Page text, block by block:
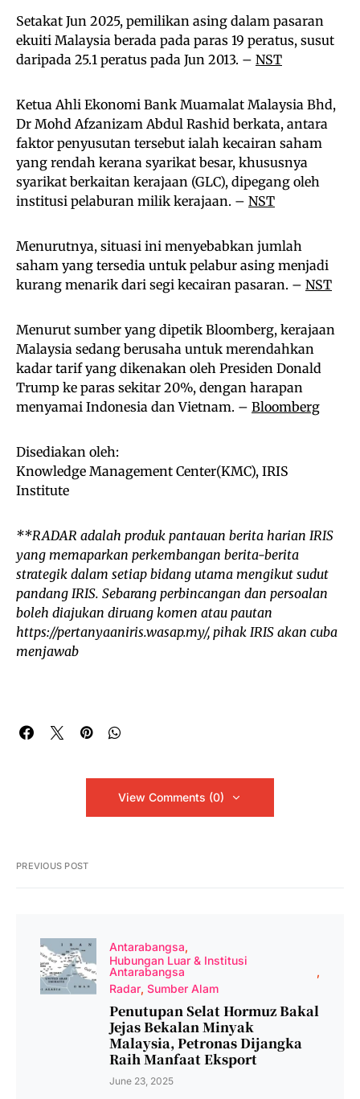
Setakat Jun 2025, pemilikan asing dalam pasaran
ekuiti Malaysia berada pada paras 19 peratus, susut
daripada 25.1 peratus pada Jun 2013. – NST
Ketua Ahli Ekonomi Bank Muamalat Malaysia Bhd,
Dr Mohd Afzanizam Abdul Rashid berkata, antara
faktor penyusutan tersebut ialah kecairan saham
yang rendah kerana syarikat besar, khususnya
syarikat berkaitan kerajaan (GLC), dipegang oleh
institusi pelaburan milik kerajaan. – NST
Menurutnya, situasi ini menyebabkan jumlah
saham yang tersedia untuk pelabur asing menjadi
kurang menarik dari segi kecairan pasaran. – NST
Menurut sumber yang dipetik Bloomberg, kerajaan
Malaysia sedang berusaha untuk merendahkan
kadar tarif yang dikenakan oleh Presiden Donald
Trump ke paras sekitar 20%, dengan harapan
menyamai Indonesia dan Vietnam. – Bloomberg
Disediakan oleh:
Knowledge Management Center(KMC), IRIS
Institute
**RADAR adalah produk pantauan berita harian IRIS
yang memaparkan perkembangan berita-berita
strategik dalam setiap bidang utama mengikut sudut
pandang IRIS. Sebarang perbincangan dan persoalan
boleh diajukan diruang komen atau pautan
https://pertanyaaniris.wasap.my/, pihak IRIS akan cuba
menjawab
View Comments (0)
PREVIOUS POST
Antarabangsa
Hubungan Luar & Institusi
Antarabangsa
Radar Sumber Alam
Penutupan Selat Hormuz Bakal
Jejas Bekalan Minyak
Malaysia, Petronas Dijangka
Raih Manfaat Eksport
June 23, 2025